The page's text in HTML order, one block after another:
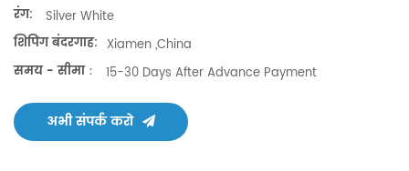
रंग:
Silver White
शिपिंग बंदरगाह: Xiamen ,China
समय - सीमा：
15-30 Days After Advance Payment
अभी संपर्क करो